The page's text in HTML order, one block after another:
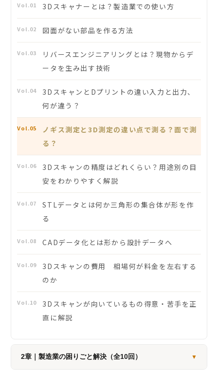
Vol.01 3Dスキャナーとは？製造業での使い方
Vol.02 図面がない部品を作る方法
Vol.03
リバースエンジニアリングとは？現物からデ
ータを生み出す技術
Vol.04
3DスキャンとDプリントの違い入力と出力、
何が違う？
Vol.05
ノギス測定と3D測定の違い点で測る？面で測
る？
Vol.06
3Dスキャンの精度はどれくらい？用途別の目
安をわかりやすく解説
Vol.07
STLデータとは何か三角形の集合体が形を作
る
Vol.08 CADデータ化とは形から設計データへ
Vol.09
3Dスキャンの費用 相場何が料金を左右する
のか
Vol.10
3Dスキャンが向いているもの得意・苦手を正
直に解説
2章｜製造業の困りごと解決（全10回） ▼